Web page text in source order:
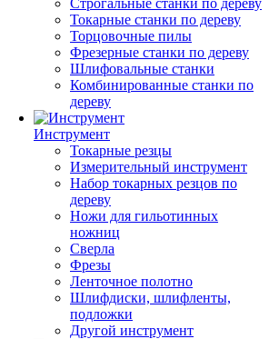
Строгальные станки по дереву
Токарные станки по дереву
Торцовочные пилы
Фрезерные станки по дереву
Шлифовальные станки
Комбинированные станки по
дереву
Инструмент
Токарные резцы
Измерительный инструмент
Набор токарных резцов по
дереву
Ножи для гильотинных
ножниц
Сверла
Фрезы
Ленточное полотно
Шлифдиски, шлифленты,
подложки
Другой инструмент